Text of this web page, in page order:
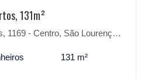
131m²
- Centro, São Lourenço do Sul-RS
131 m²